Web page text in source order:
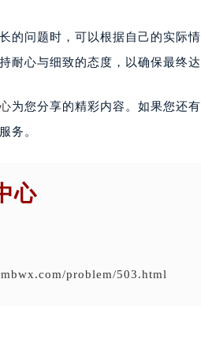
的问题时，可以根据自己的实际
耐心与细致的态度，以确保最终达
为您分享的精彩内容。如果您还
务。
心
problem/503.html